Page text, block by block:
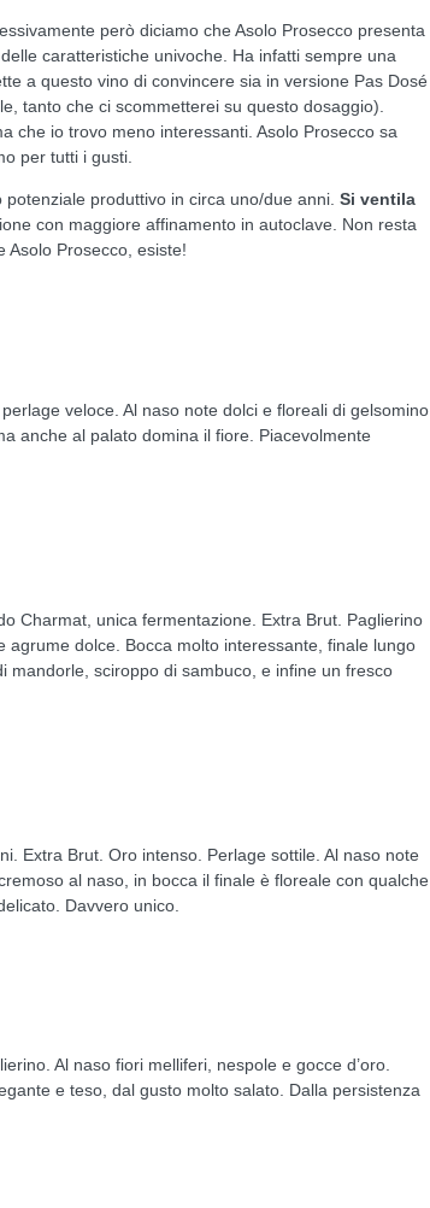
però diciamo che Asolo Prosecco presenta
caratteristiche univoche. Ha infatti sempre una
a questo vino di convincere sia in versione Pas Dosé
tanto che ci scommetterei su questo dosaggio).
che io trovo meno interessanti. Asolo Prosecco sa
per tutti i gusti.
produttivo in circa uno/due anni. Si ventila
con maggiore affinamento in autoclave. Non resta
Prosecco, esiste!
veloce. Al naso note dolci e floreali di gelsomino
anche al palato domina il fiore. Piacevolmente
Charmat, unica fermentazione. Extra Brut. Paglierino
dolce. Bocca molto interessante, finale lungo
mandorle, sciroppo di sambuco, e infine un fresco
Extra Brut. Oro intenso. Perlage sottile. Al naso note
al naso, in bocca il finale è floreale con qualche
Davvero unico.
Al naso fiori melliferi, nespole e gocce d’oro.
e teso, dal gusto molto salato. Dalla persistenza